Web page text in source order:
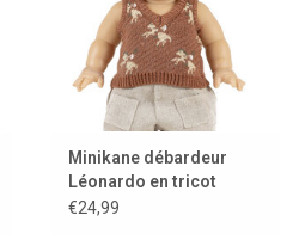
Minikane débardeur
Léonardo en tricot
motif Grands Espaces
€24,99